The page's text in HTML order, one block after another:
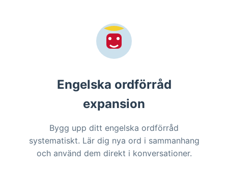
Engelska ordförråd
expansion
Bygg upp ditt engelska ordförråd
systematiskt. Lär dig nya ord i sammanhang
och använd dem direkt i konversationer.